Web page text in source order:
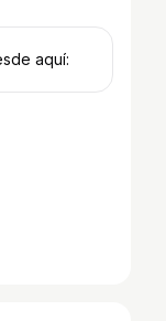
aquí: